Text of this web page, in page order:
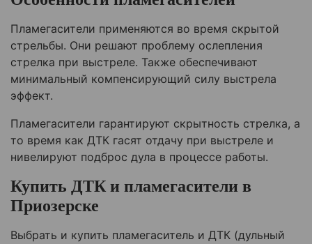
Пламегасители применяются во время скрытой
стрельбы. Они решают проблему ослепления
стрелка при выстреле. Также обеспечивают
минимальный компенсирующий силу выстрела
эффект.
Пламегасители гарантируют скрытность стрелка, а
то время как ДТК гасят отдачу при выстреле и
нивелируют подброс дула в процессе работы.
Купить ДТК и пламегасители в
Приозерске
Выбрать и купить пламегаситель и ДТК (дульный